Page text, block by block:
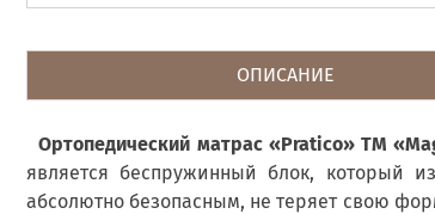
ОПИСАНИЕ
Ортопедический матрас «Pratico» ТМ
является беспружинный блок, который
абсолютно безопасным, не теряет свою